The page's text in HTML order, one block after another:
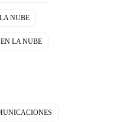
NUBE
LA NUBE